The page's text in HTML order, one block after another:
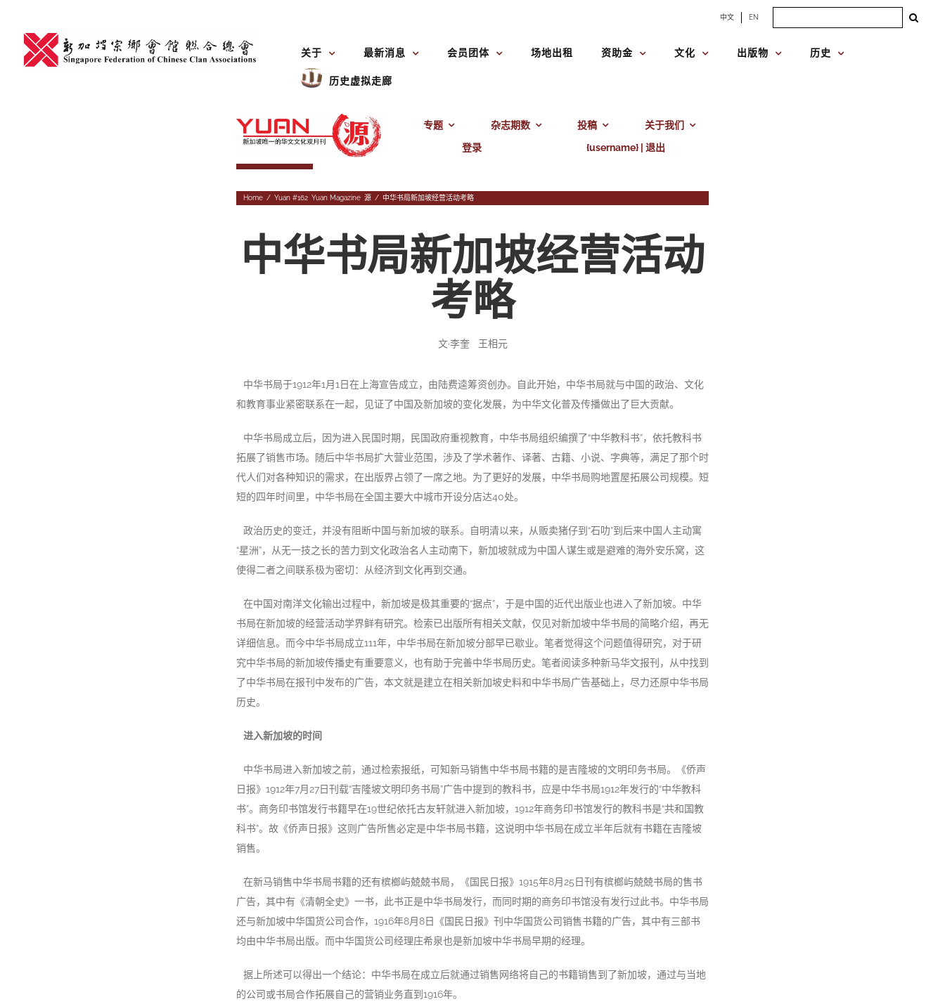
content
中文 EN
关于
最新消息 会员团体 场地出租 资助金 文化 出版物 历史
历史虚拟走廊
专题 杂志期数 投稿
关于我们
登录
{username} | 退出
Home / Yuan #162, Yuan Magazine, 源 / 中华书局新加坡经营活动考略
中华书局新加坡经营活动
考略
文·李奎 王相元
中华书局于1912年1月1日在上海宣告成立，由陆费逵筹资创办。自此开始，中华书局就与中国的政治、文化
和教育事业紧密联系在一起，见证了中国及新加坡的变化发展，为中华文化普及传播做出了巨大贡献。
中华书局成立后，因为进入民国时期，民国政府重视教育，中华书局组织编撰了“中华教科书”，依托教科书
拓展了销售市场。随后中华书局扩大营业范围，涉及了学术著作、译著、古籍、小说、字典等，满足了那个时
代人们对各种知识的需求，在出版界占领了一席之地。为了更好的发展，中华书局购地置屋拓展公司规模。短
短的四年时间里，中华书局在全国主要大中城市开设分店达40处。
政治历史的变迁，并没有阻断中国与新加坡的联系。自明清以来，从贩卖猪仔到“石叻”到后来中国人主动寓
“星洲”，从无一技之长的苦力到文化政治名人主动南下，新加坡就成为中国人谋生或是避难的海外安乐窝，这
使得二者之间联系极为密切：从经济到文化再到交通。
在中国对南洋文化输出过程中，新加坡是极其重要的“据点”，于是中国的近代出版业也进入了新加坡。中华
书局在新加坡的经营活动学界鲜有研究。检索已出版所有相关文献，仅见对新加坡中华书局的简略介绍，再无
详细信息。而今中华书局成立111年，中华书局在新加坡分部早已歇业。笔者觉得这个问题值得研究，对于研
究中华书局的新加坡传播史有重要意义，也有助于完善中华书局历史。笔者阅读多种新马华文报刊，从中找到
了中华书局在报刊中发布的广告，本文就是建立在相关新加坡史料和中华书局广告基础上，尽力还原中华书局
历史。
进入新加坡的时间
中华书局进入新加坡之前，通过检索报纸，可知新马销售中华书局书籍的是吉隆坡的文明印务书局。《侨声
日报》1912年7月27日刊载“吉隆坡文明印务书局”广告中提到的教科书，应是中华书局1912年发行的“中华教科
书”。商务印书馆发行书籍早在19世纪依托古友轩就进入新加坡，1912年商务印书馆发行的教科书是“共和国教
科书”。故《侨声日报》这则广告所售必定是中华书局书籍，这说明中华书局在成立半年后就有书籍在吉隆坡
销售。
在新马销售中华书局书籍的还有槟榔屿兢兢书局，《国民日报》1915年8月25日刊有槟榔屿兢兢书局的售书
广告，其中有《清朝全史》一书，此书正是中华书局发行，而同时期的商务印书馆没有发行过此书。中华书局
还与新加坡中华国货公司合作，1916年8月8日《国民日报》刊中华国货公司销售书籍的广告，其中有三部书
均由中华书局出版。而中华国货公司经理庄希泉也是新加坡中华书局早期的经理。
据上所述可以得出一个结论：中华书局在成立后就通过销售网络将自己的书籍销售到了新加坡，通过与当地
的公司或书局合作拓展自己的营销业务直到1916年。